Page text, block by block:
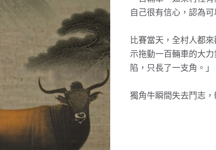
自己很有信心，認為
比賽當天，全村人都
示拖動一百輛車的大
陷，只長了一支角。」
獨角牛瞬間失去鬥志，